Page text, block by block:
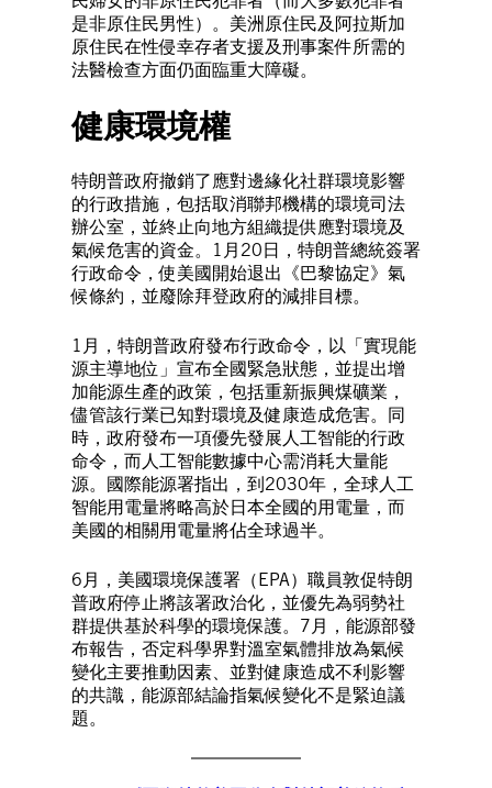
是非原住民男性）。美洲原住民及阿拉斯加
原住民在性侵幸存者支援及刑事案件所需的
法醫檢查方面仍面臨重大障礙。
健康環境權
特朗普政府撤銷了應對邊緣化社群環境影響
的行政措施，包括取消聯邦機構的環境司法
辦公室，並終止向地方組織提供應對環境及
氣候危害的資金。1月20日，特朗普總統簽署
行政命令，使美國開始退出《巴黎協定》氣
候條約，並廢除拜登政府的減排目標。
1月，特朗普政府發布行政命令，以「實現能
源主導地位」宣布全國緊急狀態，並提出增
加能源生產的政策，包括重新振興煤礦業，
儘管該行業已知對環境及健康造成危害。同
時，政府發布一項優先發展人工智能的行政
命令，而人工智能數據中心需消耗大量能
源。國際能源署指出，到2030年，全球人工
智能用電量將略高於日本全國的用電量，而
美國的相關用電量將佔全球過半。
6月，美國環境保護署（EPA）職員敦促特朗
普政府停止將該署政治化，並優先為弱勢社
群提供基於科學的環境保護。7月，能源部發
布報告，否定科學界對溫室氣體排放為氣候
變化主要推動因素、並對健康造成不利影響
的共識，能源部結論指氣候變化不是緊迫議
題。